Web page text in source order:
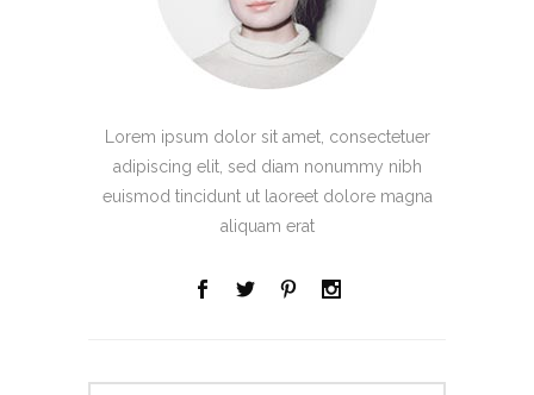
Lorem ipsum dolor sit amet, consectetuer
adipiscing elit, sed diam nonummy nibh
euismod tincidunt ut laoreet dolore magna
aliquam erat